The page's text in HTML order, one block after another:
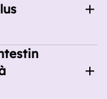
de digérer
votre
graisses.